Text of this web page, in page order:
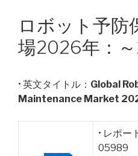
ロボット予防
場2026年：
• 英文タイトル： Global
Maintenance Market
• レポー
05989